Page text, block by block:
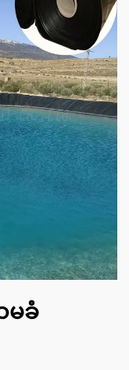
မခံ